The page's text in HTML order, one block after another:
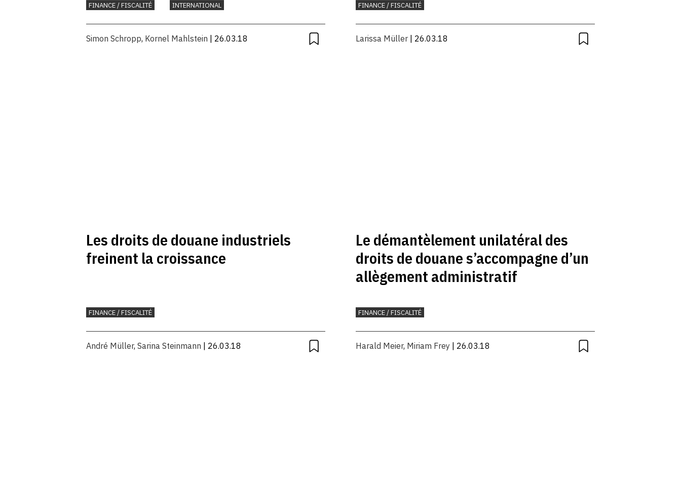
FINANCE / FISCALITÉ INTERNATIONAL
Simon Schropp, Kornel Mahlstein | 26.03.18
FINANCE / FISCALITÉ
Larissa Müller | 26.03.18
Les droits de douane industriels
freinent la croissance
FINANCE / FISCALITÉ
André Müller, Sarina Steinmann | 26.03.18
Le démantèlement unilatéral des
droits de douane s’accompagne d’un
allègement administratif
FINANCE / FISCALITÉ
Harald Meier, Miriam Frey | 26.03.18